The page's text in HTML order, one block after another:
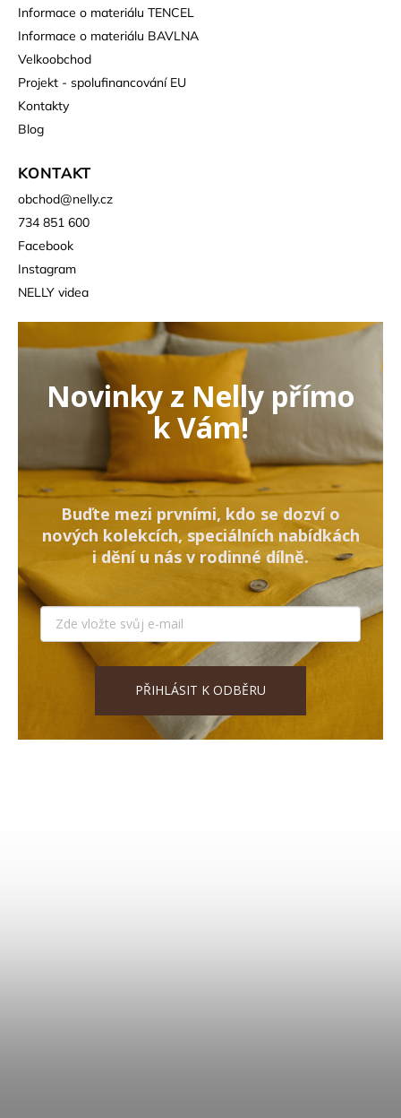
Informace o materiálu TENCEL
Informace o materiálu BAVLNA
Velkoobchod
Projekt - spolufinancování EU
Kontakty
Blog
KONTAKT
obchod@nelly.cz
734 851 600
Facebook
Instagram
NELLY videa
Novinky z Nelly přímo
k Vám!
Buďte mezi prvními, kdo se dozví o
nových kolekcích, speciálních nabídkách
i dění u nás v rodinné dílně.
PŘIHLÁSIT K ODBĚRU